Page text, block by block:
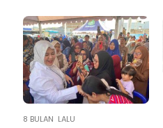
8 BULAN LALU